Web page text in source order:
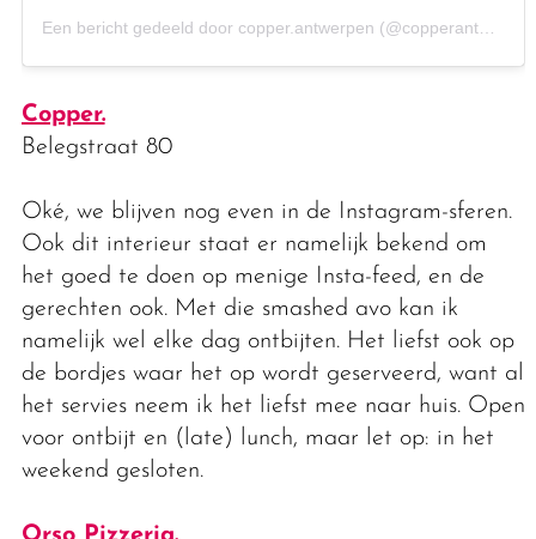
Een bericht gedeeld door copper.antwerpen (@copperantwerpen)
Copper.
Belegstraat 80
Oké, we blijven nog even in de Instagram-sferen.
Ook dit interieur staat er namelijk bekend om
het goed te doen op menige Insta-feed, en de
gerechten ook. Met die smashed avo kan ik
namelijk wel elke dag ontbijten. Het liefst ook op
de bordjes waar het op wordt geserveerd, want al
het servies neem ik het liefst mee naar huis. Open
voor ontbijt en (late) lunch, maar let op: in het
weekend gesloten.